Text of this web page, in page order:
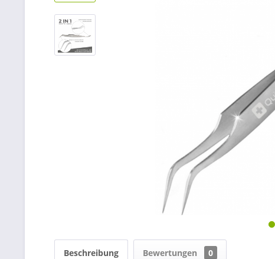
Beschreibung Bewertungen 0